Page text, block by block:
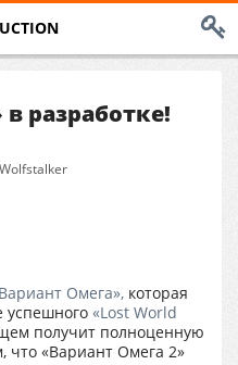
разработке!
Wolfstalker
Омега», которая
успешного «Lost World
получит полноценную
что «Вариант Омега 2»